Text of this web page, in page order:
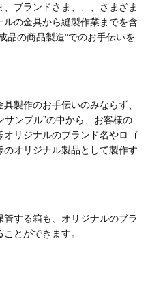
ブランドさま、、、さまざま
の金具から縫製作業までを含
品の商品製造”でのお手伝いを
製作のお手伝いのみならず、
サンプル”の中から、お客様の
リジナルのブランド名やロゴ
オリジナル製品として製作す
する箱も、オリジナルのブラ
とができます。